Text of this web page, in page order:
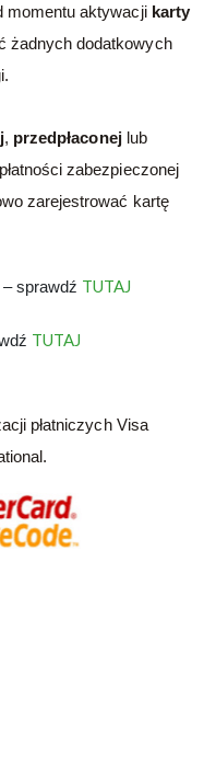
momentu aktywacji karty
żadnych dodatkowych
, przedpłaconejlub
zabezpieczonej
zarejestrować kartę
sprawdź TUTAJ
TUTAJ
płatniczych Visa